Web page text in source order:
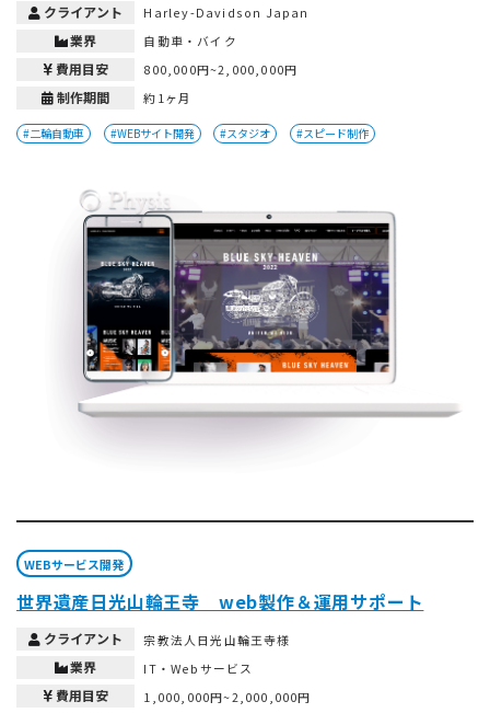
クライアント Harley-Davidson Japan
業界 自動車・バイク
費用目安 800,000円~2,000,000円
制作期間 約1ヶ月
#二輪自動車 #WEBサイト開発 #スタジオ #スピード制作
WEBサービス開発
世界遺産日光山輪王寺 web製作＆運用サポート
クライアント 宗教法人日光山輪王寺様
業界 IT・Webサービス
費用目安 1,000,000円~2,000,000円